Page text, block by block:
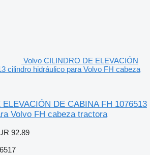
Volvo CILINDRO DE ELEVACIÓN
cilindro hidráulico para Volvo FH cabeza
DE CABINA FH 1076513
Volvo FH cabeza tractora
92.89